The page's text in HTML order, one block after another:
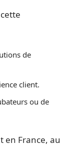
de
client.
ou de
en France, au